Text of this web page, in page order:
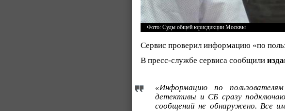
Фото: Суды общей юрисдикции Москвы
Сервис проверил информацию «по
В пресс-службе сервиса сообщили
«Информацию по
детективы и СБ сразу
сообщений не обнаружено. Все